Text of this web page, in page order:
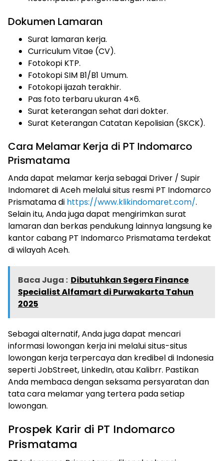
Dokumen Lamaran
Surat lamaran kerja.
Curriculum Vitae (CV).
Fotokopi KTP.
Fotokopi SIM B1/B1 Umum.
Fotokopi ijazah terakhir.
Pas foto terbaru ukuran 4×6.
Surat keterangan sehat dari dokter.
Surat Keterangan Catatan Kepolisian (SKCK).
Cara Melamar Kerja di PT Indomarco
Prismatama
Anda dapat melamar kerja sebagai Driver / Supir
Indomaret di Aceh melalui situs resmi PT Indomarco
Prismatama di https://www.klikindomaret.com/.
Selain itu, Anda juga dapat mengirimkan surat
lamaran dan berkas pendukung lainnya langsung ke
kantor cabang PT Indomarco Prismatama terdekat
di wilayah Aceh.
Baca Juga : Dibutuhkan Segera Finance
Specialist Alfamart di Purwakarta Tahun
2025
Sebagai alternatif, Anda juga dapat mencari
informasi lowongan kerja ini melalui situs-situs
lowongan kerja terpercaya dan kredibel di Indonesia
seperti JobStreet, LinkedIn, atau Kalibrr. Pastikan
Anda membaca dengan seksama persyaratan dan
tata cara melamar yang tertera pada setiap
lowongan.
Prospek Karir di PT Indomarco
Prismatama